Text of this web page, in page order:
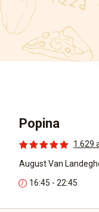
Popina
1.629
August Van
16:45 - 22:45